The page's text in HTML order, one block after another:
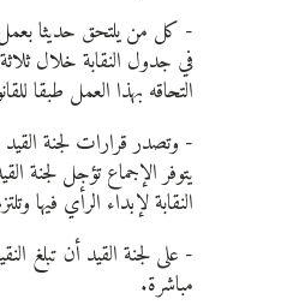
- كل من يلتحق حديثا
في جدول النقابة خلال
التحاقه بهذا العمل طبقا
- وتصدر قرارات لجنة القيد
يتوفر الإجماع تؤجل لجنة
النقابة لإبداء الرأي فيها
- على لجنة القيد أن تبلغ
مباشرة.